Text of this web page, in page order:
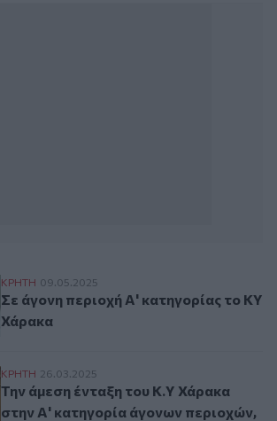
Σε άγονη περιοχή Α' κατηγορίας το ΚΥ
ΚΡΗΤΗ 09.05.2025
Σε άγονη περιοχή Α' κατηγορίας το ΚΥ
Χάρακα
Την άμεση ένταξη του Κ.Υ Χάρακα στην
ΚΡΗΤΗ 26.03.2025
Την άμεση ένταξη του Κ.Υ Χάρακα
στην Α' κατηγορία άγονων περιοχών,